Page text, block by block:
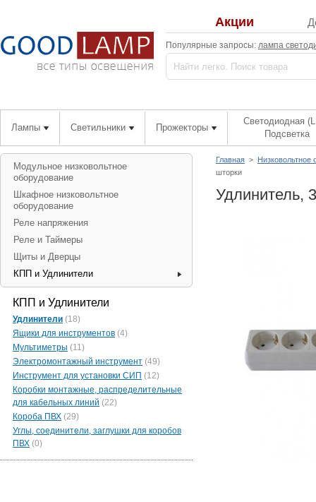
Акции
Популярные запросы: лампа
Лампы Светильники Прожекторы
Светодиодная
Подсветка
Главная > Низковольтное
шторки
Удлинитель,
Модульное низковольтное
оборудование
Шкафное низковольтное
оборудование
Реле напряжения
Реле и Таймеры
Щиты и Дверцы
КПП и Удлинители
КПП и Удлинители
Удлинители (18)
Ящики для инструментов (4)
Мультиметры (11)
Электромонтажный инструмент (49)
Инструмент для установки СИП (12)
Коробки монтажные, распределительные
для кабельных линий (22)
Короба ПВХ (29)
Углы, соединители, заглушки для коробов
ПВХ (0)